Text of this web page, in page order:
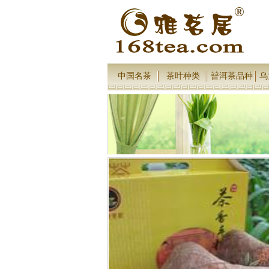
中国名茶 茶叶种类 暜洱茶品种